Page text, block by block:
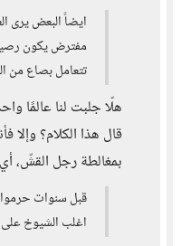
ايضاً البعض يرى
مفترض يكون
تتعامل بصاع من
هلّا جلبت لنا عالمًا
قال هذا الكلام؟
بمغالطة رجل القشّ،
قبل سنوات حرموا
اغلب الشيوخ على